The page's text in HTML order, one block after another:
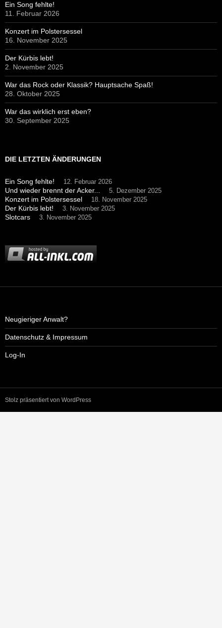
Ein Song fehlte!
11. Februar 2026
Konzert im Polstersessel
16. November 2025
Der Kürbis lebt!
2. November 2025
War das Rock oder Klassik? Hauptsache Spaß!
28. Oktober 2025
War das wirklich erst eben?
30. September 2025
DIE LETZTEN ÄNDERUNGEN
Ein Song fehlte! 12. Februar 2026
Und wieder brennt der Acker... 5. Dezember 2025
Konzert im Polstersessel 18. November 2025
Der Kürbis lebt! 3. November 2025
Slotcars 3. November 2025
Neugieriger Anwalt?
Datenschutz & Impressum
Log-In
Stolz präsentiert von WordPress